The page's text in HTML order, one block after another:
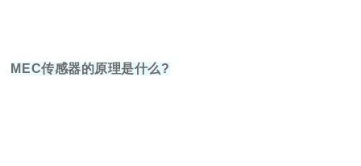
MEC传感器的原理是什么?